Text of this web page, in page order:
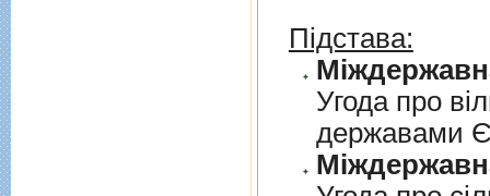
Підстава:
Угода про
державами